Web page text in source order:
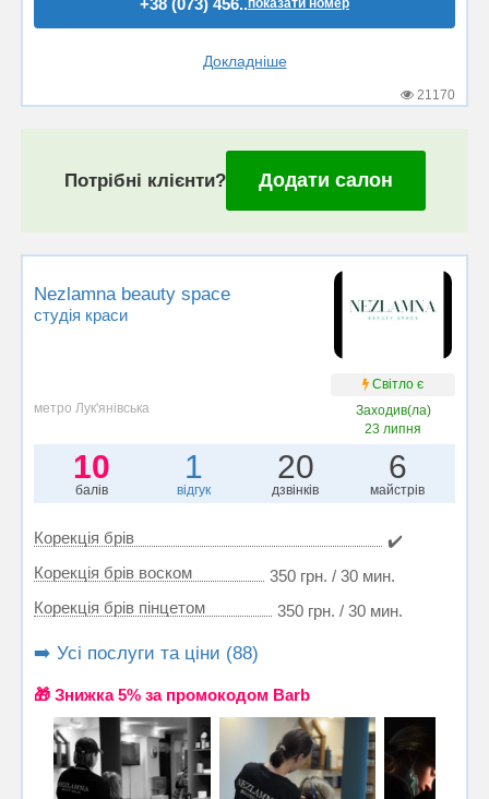
+38 (073) 456..показати номер
Докладніше
21170
Потрібні клієнти? Додати салон
Nezlamna beauty space
студія краси
Світло є
метро Лук'янівська
Заходив(ла)
23 липня
10
балів
1
відгук
20
дзвінків
6
майстрів
Корекція брів
✔️
Корекція брів воском
350 грн. / 30 мин.
Корекція брів пінцетом
350 грн. / 30 мин.
➡️ Усі послуги та ціни (88)
🎁 Знижка 5% за промокодом Barb